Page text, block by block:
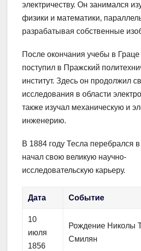
электричеству. Он занимался
физики и математики,
разрабатывая собственные
После окончания учебы в Граце
поступил в Пражский
институт. Здесь он продолжил
исследования в области
также изучал механическую и
инженерию.
В 1884 году Тесла перебрался
начал свою великую научно-
исследовательскую карьеру.
Дата Событие
10
июля
1856
Рождение Николы
Смилян